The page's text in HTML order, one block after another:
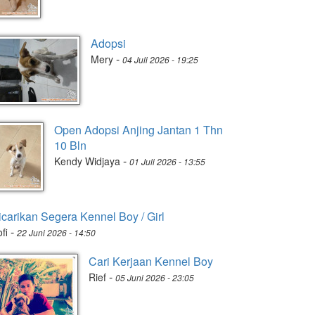
Adopsi
Mery - 04 Juli 2026 - 19:25
Open Adopsi Anjing Jantan 1 Thn
10 Bln
Kendy Widjaya - 01 Juli 2026 - 13:55
Segera Kennel Boy / Girl
- 22 Juni 2026 - 14:50
Cari Kerjaan Kennel Boy
Rief - 05 Juni 2026 - 23:05